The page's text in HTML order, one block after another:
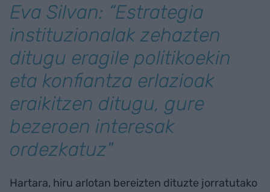
Eva Silvan: “Estrategia
instituzionalak zehazten
ditugu eragile politikoekin
eta konfiantza erlazioak
eraikitzen ditugu, gure
bezeroen interesak
ordezkatuz"
Hartara, hiru arlotan bereizten dituzte jorratutako